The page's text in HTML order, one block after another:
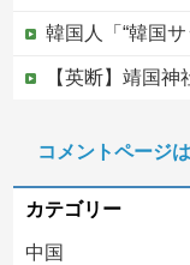
韓国人「“韓国サッカー”性接待の試合結果
【英断】靖国神社、境内
中国の海水浴場
コメントページ
カテゴリー
中国